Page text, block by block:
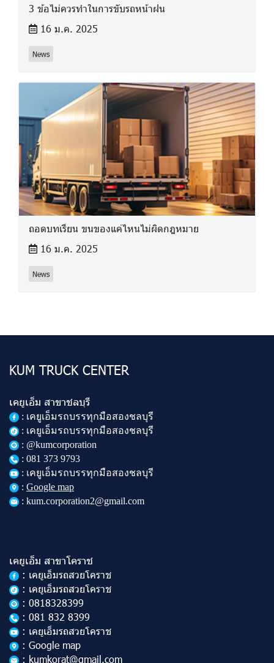
3 ข้อไม่ควรทำในการขับรถหน้าฝน
16 ม.ค. 2025
News
ถอดบทเรียน ขนของแค่ไหนไม่ผิดกฎหมาย
16 ม.ค. 2025
News
KUM TRUCK CENTER
เคยูเอ็ม สาขาชลบุรี
: เคยูเอ็มรถบรรทุกมือสองชลบุรี
: เคยูเอ็มรถบรรทุกมือสองชลบุรี
: @kumcorporation
: 081 373 9793
: เคยูเอ็มรถบรรทุกมือสองชลบุรี
: Google map
: kum.corporation2@gmail.com
เคยูเอ็ม สาขาโคราช
: เคยูเอ็มรถสวยโคราช
: เคยูเอ็มรถสวยโคราช
: 0818328399
: 081 832 8399
: เคยูเอ็มรถสวยโคราช
: Google map
: kumkorat@gmail.com